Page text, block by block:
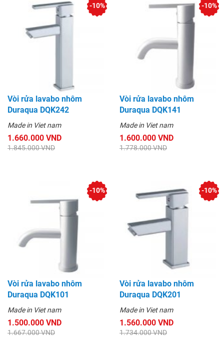
Vòi rửa lavabo nhôm
Duraqua DQK242
Made in Viet nam
1.660.000 VND
1.845.000 VND
-10%
Vòi rửa lavabo nhôm
Duraqua DQK141
Made in Viet nam
1.600.000 VND
1.778.000 VND
-10%
Vòi rửa lavabo nhôm
Duraqua DQK101
Made in Viet nam
1.500.000 VND
1.667.000 VND
-10%
Vòi rửa lavabo nhôm
Duraqua DQK201
Made in Viet nam
1.560.000 VND
1.734.000 VND
-10%